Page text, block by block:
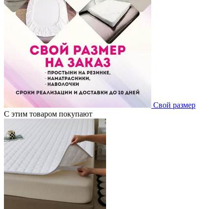
Свой размер
С этим товаром покупают